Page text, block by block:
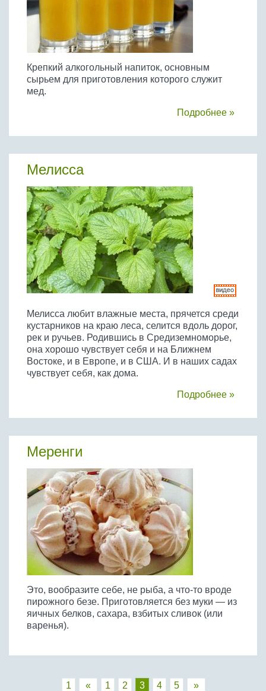
Крепкий алкогольный напиток, основным
сырьем для приготовления которого служит
мед.
Подробнее »
Мелисса
Мелисса любит влажные места, прячется среди
кустарников на краю леса, селится вдоль дорог,
рек и ручьев. Родившись в Средиземноморье,
она хорошо чувствует себя и на Ближнем
Востоке, и в Европе, и в США. И в наших садах
чувствует себя, как дома.
Подробнее »
Меренги
Это, вообразите себе, не рыба, а что-то вроде
пирожного безе. Приготовляется без муки — из
яичных белков, сахара, взбитых сливок (или
варенья).
1 « 1 2 3 4 5 »